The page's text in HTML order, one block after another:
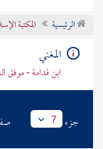
تراجم الأعلام
الرئيسية المكتبة
المغني
ابن قدامة - موفق
جزء 7